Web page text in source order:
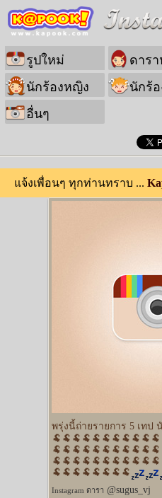
รูปใหม่ ดาร
นักร้องหญิง
นักร้อ
อื่นๆ
แจ้งเพื่อนๆ ทุกท่านทราบ ...
พรุ่งนี้ถ่ายรายการ 5 เทป
🐏🐏🐏🐏🐏🐏🐏🐏
Instagram ดารา @sugus_vj